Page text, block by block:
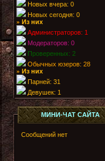
Новых вчера: 0
Новых сегодня: 0
» Из них
Администраторов: 1
Модераторов: 0
Проверенных: 2
Обычных юзеров: 28
» Из них
Парней: 31
Девушек: 1
МИНИ-ЧАТ САЙТА